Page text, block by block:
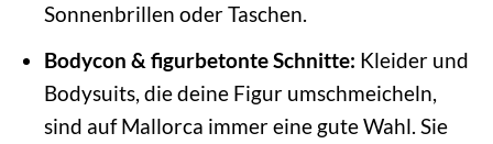
Sonnenbrillen oder Taschen.
Bodycon & figurbetonte Schnitte: Kleider und
Bodysuits, die deine Figur umschmeicheln,
sind auf Mallorca immer eine gute Wahl. Sie